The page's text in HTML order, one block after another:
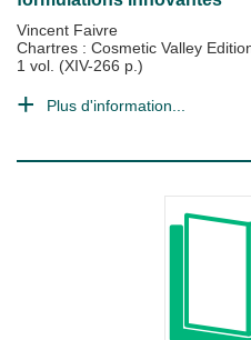
Vincent Faivre
Chartres : Cosmetic Valley
1 vol. (XIV-266 p.)
Plus d'information...